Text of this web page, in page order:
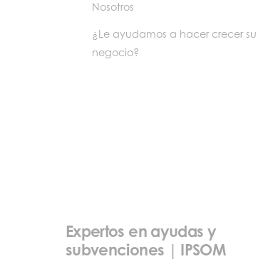
Expertos en ayudas y
subvenciones | IPSOM
Nosotros
¿Le ayudamos a hacer crecer su
negocio?